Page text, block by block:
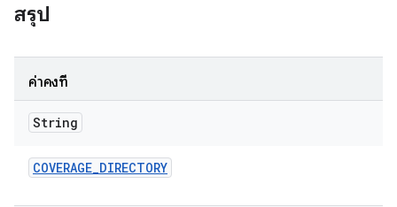
สรุป
ค่าคงที่
String
COVERAGE_DIRECTORY